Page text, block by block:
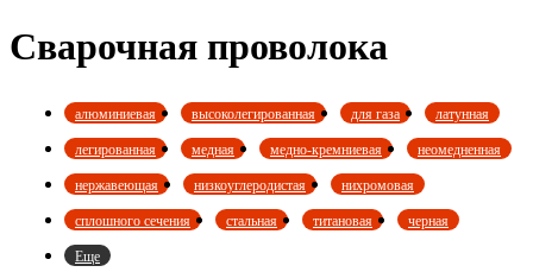
Сварочная проволока
алюминиевая высоколегированная для газа латунная
легированная медная медно-кремниевая неомедненная
нержавеющая низкоуглеродистая нихромовая
сплошного сечения стальная титановая черная
Еще